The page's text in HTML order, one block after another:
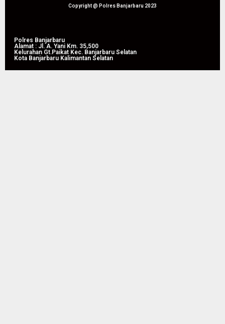
Pertanian
08/08/2026
0
Copyright @ Polres Banjarbaru 2023
Polres Banjarbaru
Alamat : Jl. A. Yani Km. 35,500
Kelurahan Gt.Paikat Kec. Banjarbaru Selatan
Kota Banjarbaru Kalimantan Selatan